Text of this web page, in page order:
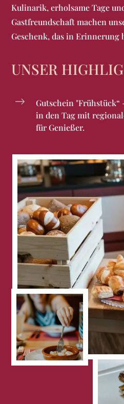
Kulinarik, erholsame Tage
Gastfreundschaft machen
Geschenk, das in Erinnerung
UNSER
Gutschein
in den Tag mit
für Genießer.